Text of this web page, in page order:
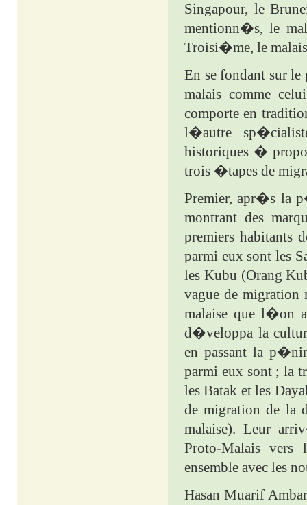
Singapour, le
mentionn�s, le
Troisi�me, le
En se fondant sur
malais comme
comporte en
l�autre
historiques �
trois �tapes de
Premier, apr�s la
montrant des
premiers habitants
parmi eux sont les
les Kubu (Orang
vague de migration
malaise que l�on
d�veloppa la
en passant la
parmi eux sont ; la
les Batak et les
de migration de la
malaise). Leur
Proto-Malais
ensemble avec les
Hasan Muarif